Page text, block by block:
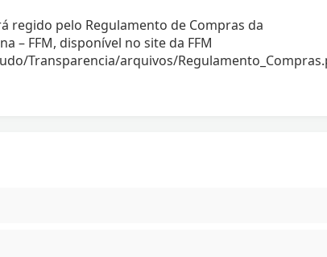
regido pelo Regulamento de Compras da
– FFM, disponível no site da FFM
Transparencia/arquivos/